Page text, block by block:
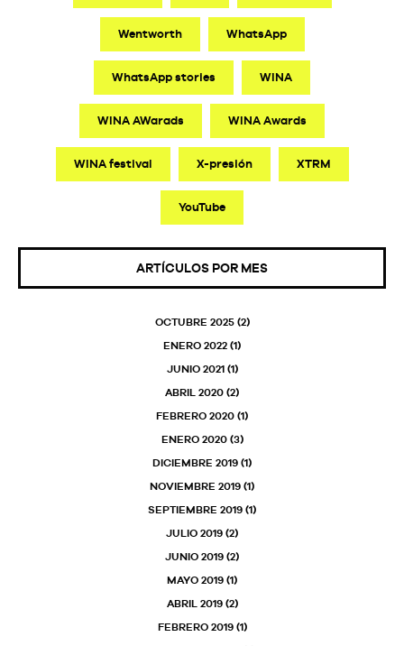
Wentworth WhatsApp
WhatsApp stories WINA
WINA AWarads WINA Awards
WINA festival X-presión XTRM
YouTube
ARTÍCULOS POR MES
OCTUBRE 2025(2)
ENERO 2022 (1)
JUNIO 2021(1)
ABRIL 2020 (2)
FEBRERO 2020 (1)
ENERO 2020(3)
DICIEMBRE 2019 (1)
NOVIEMBRE 2019 (1)
SEPTIEMBRE 2019 (1)
JULIO 2019 (2)
JUNIO 2019 (2)
MAYO 2019 (1)
ABRIL 2019(2)
FEBRERO 2019(1)